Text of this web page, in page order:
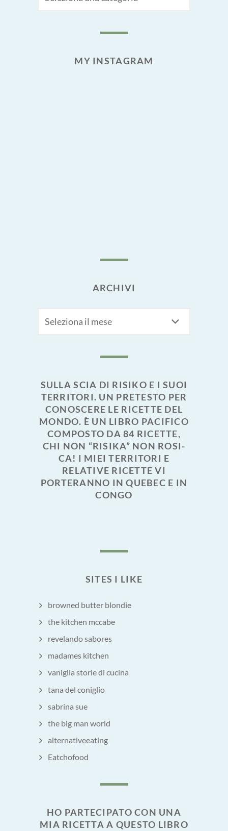
MY INSTAGRAM
ARCHIVI
SULLA SCIA DI RISIKO E I SUOI
TERRITORI. UN PRETESTO PER
CONOSCERE LE RICETTE DEL
MONDO. È UN LIBRO PACIFICO
COMPOSTO DA 84 RICETTE,
CHI NON “RISIKA” NON ROSI-
CA! I MIEI TERRITORI E
RELATIVE RICETTE VI
PORTERANNO IN QUEBEC E IN
CONGO
SITES I LIKE
browned butter blondie
the kitchen mccabe
revelando sabores
madames kitchen
vaniglia storie di cucina
tana del coniglio
sabrina sue
the big man world
alternativeeating
Eatchofood
HO PARTECIPATO CON UNA
MIA RICETTA A QUESTO LIBRO